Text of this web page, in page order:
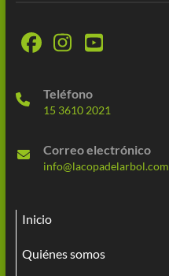
Teléfono
15 3610 2021
Correo electrónico
info@lacopadelarbol.com
Inicio
Quiénes somos